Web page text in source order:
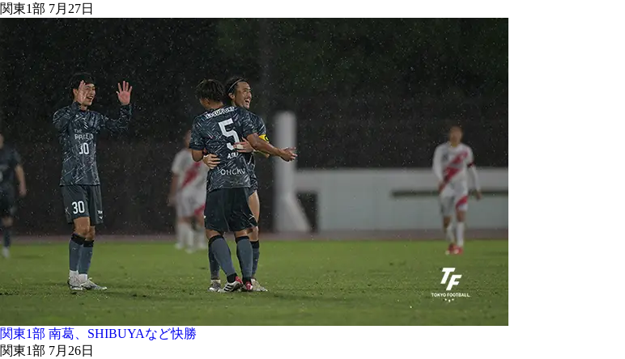
関東1部 7月27日
関東1部 南葛、SHIBUYAなど快勝
関東1部 7月26日